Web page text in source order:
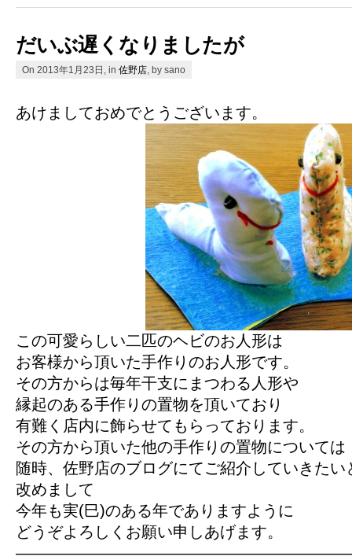
だいぶ遅くなりましたが
On 2013年1月23日, in 佐野店 , by sano
あけましておめでとうございます。
この可愛らしい二匹のヘビのお人形は
お客様から頂いた手作りのお人形です。
その方からは毎年干支にまつわる人形や
縁起のある手作りの置物を頂いており
有難く店内に飾らせてもらっております。
その方から頂いた他の手作りの置物については
随時、佐野店のブログにてご紹介していきた
改めまして
今年も実(巳)のある年でありますように
どうぞよろしくお願い申しあげます。